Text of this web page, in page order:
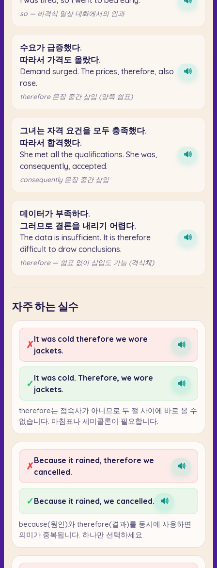
so — 비격식 일상 대화에서의 인과
수요가 급증했다.
따라서 가격도 올랐다.
Demand surged. The prices, therefore, also
rose.
therefore 문장 중간 삽입 (양쪽 쉼표)
🔊
그녀는 자격 요건을 모두 충족했다.
따라서 합격했다.
She met all the qualifications. She was,
consequently, accepted.
consequently 문장 중간 삽입
🔊
데이터가 부족하다.
그러므로 결론을 내리기 어렵다.
The data is insufficient. It is therefore
difficult to draw conclusions.
therefore — 쉼표 없이 삽입도 가능 (격식체)
🔊
자주 하는 실수
✗It was cold therefore we wore
jackets.
🔊
✓It was cold. Therefore, we wore
jackets.
🔊
therefore는 접속사가 아니므로 두 절 사이에 바로 올 수
없습니다. 마침표나 세미콜론이 필요합니다.
✗Because it rained, therefore we
cancelled.
🔊
✓Because it rained, we cancelled. 🔊
because(원인)와 therefore(결과)를 동시에 사용하면
의미가 중복됩니다. 하나만 선택하세요.